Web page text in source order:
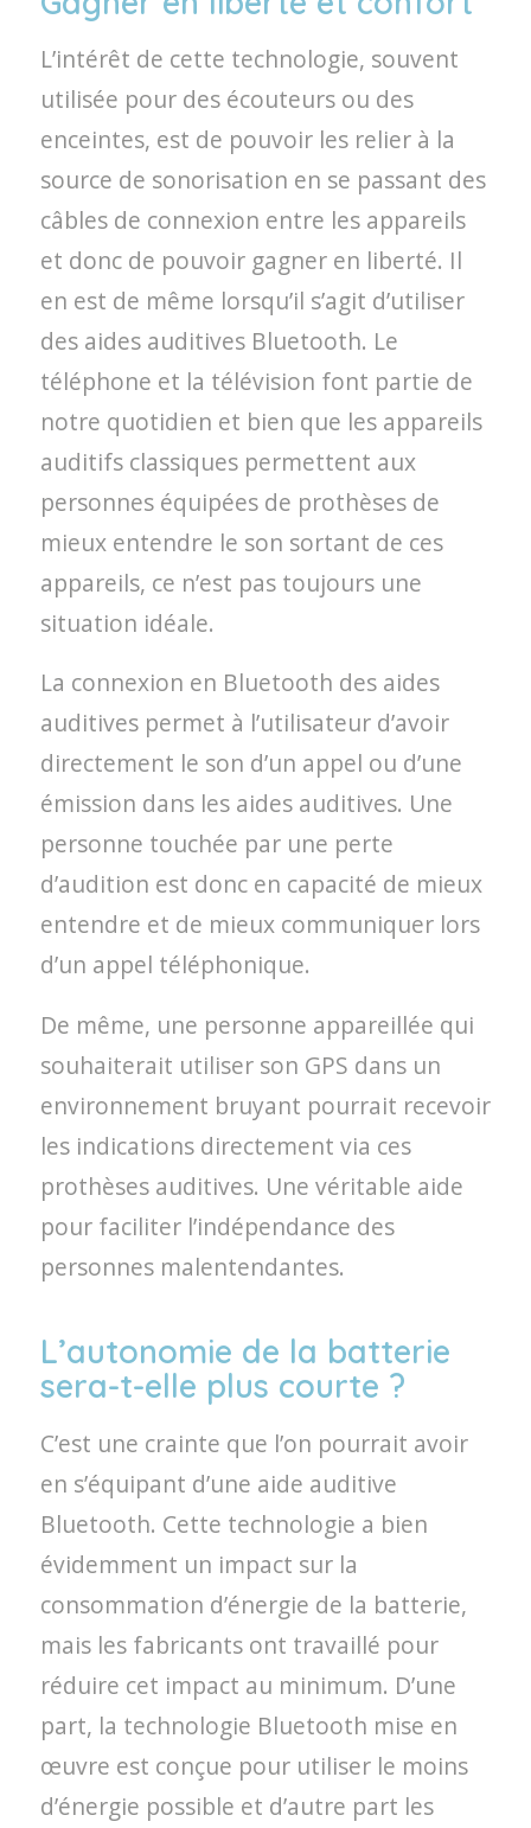
L’intérêt de cette technologie, souvent
utilisée pour des écouteurs ou des
enceintes, est de pouvoir les relier à la
source de sonorisation en se passant des
câbles de connexion entre les appareils
et donc de pouvoir gagner en liberté. Il
en est de même lorsqu’il s’agit d’utiliser
des aides auditives Bluetooth. Le
téléphone et la télévision font partie de
notre quotidien et bien que les appareils
auditifs classiques permettent aux
personnes équipées de prothèses de
mieux entendre le son sortant de ces
appareils, ce n’est pas toujours une
situation idéale.
La connexion en Bluetooth des aides
auditives permet à l’utilisateur d’avoir
directement le son d’un appel ou d’une
émission dans les aides auditives. Une
personne touchée par une perte
d’audition est donc en capacité de mieux
entendre et de mieux communiquer lors
d’un appel téléphonique.
De même, une personne appareillée qui
souhaiterait utiliser son GPS dans un
environnement bruyant pourrait recevoir
les indications directement via ces
prothèses auditives. Une véritable aide
pour faciliter l’indépendance des
personnes malentendantes.
L’autonomie de la batterie
sera-t-elle plus courte ?
C’est une crainte que l’on pourrait avoir
en s’équipant d’une aide auditive
Bluetooth. Cette technologie a bien
évidemment un impact sur la
consommation d’énergie de la batterie,
mais les fabricants ont travaillé pour
réduire cet impact au minimum. D’une
part, la technologie Bluetooth mise en
œuvre est conçue pour utiliser le moins
d’énergie possible et d’autre part les